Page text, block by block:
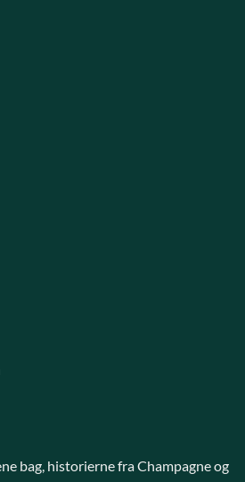
bag, historierne fra Champagne og